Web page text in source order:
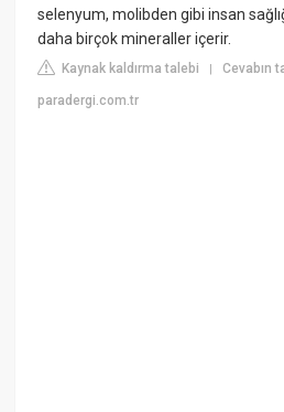
selenyum, molibden gibi insan
daha birçok mineraller içerir.
Kaynak kaldırma talebi |Cevabın
paradergi.com.tr